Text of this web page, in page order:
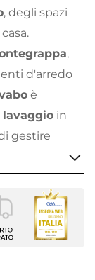
, degli spazi
,
d'arredo
è
lavaggio in
gestire
texture
a
la pulizia